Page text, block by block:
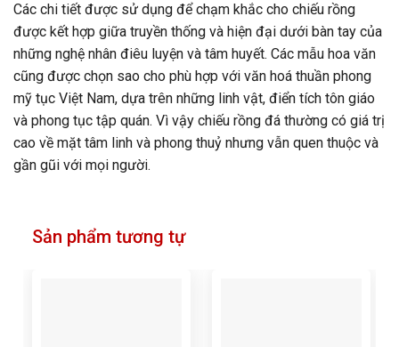
Các chi tiết được sử dụng để chạm khắc cho chiếu rồng
được kết hợp giữa truyền thống và hiện đại dưới bàn tay của
những nghệ nhân điêu luyện và tâm huyết. Các mẫu hoa văn
cũng được chọn sao cho phù hợp với văn hoá thuần phong
mỹ tục Việt Nam, dựa trên những linh vật, điển tích tôn giáo
và phong tục tập quán. Vì vậy chiếu rồng đá thường có giá trị
cao về mặt tâm linh và phong thuỷ nhưng vẫn quen thuộc và
gần gũi với mọi người.
Sản phẩm tương tự